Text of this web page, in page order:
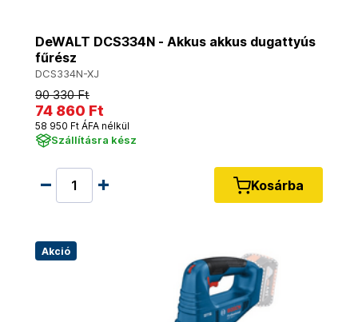
DeWALT DCS334N - Akkus akkus dugattyús
fűrész
DCS334N-XJ
90 330 Ft
74 860 Ft
58 950 Ft ÁFA nélkül
Szállításra kész
Kosárba
Akció